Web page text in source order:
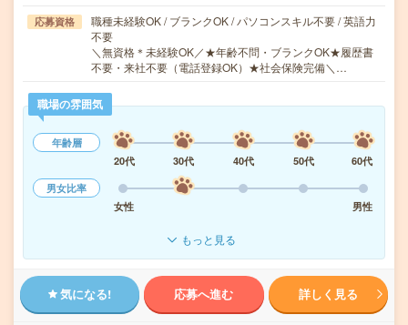
応募資格
職種未経験OK / ブランクOK / パソコンスキル不要 / 英語力
不要
＼無資格＊未経験OK／★年齢不問・ブランクOK★履歴書
不要・来社不要（電話登録OK）★社会保険完備＼…
職場の雰囲気
年齢層
20代
30代 40代 50代
60代
男女比率
女性
男性
もっと見る
気になる! 応募へ進む 詳しく見る